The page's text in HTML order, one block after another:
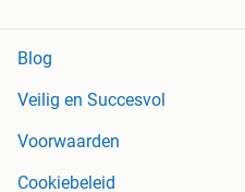
Blog
Veilig en Succesvol
Voorwaarden
Cookiebeleid